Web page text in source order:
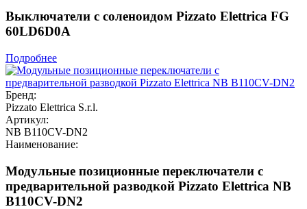
Выключатели с соленоидом Pizzato Elettrica FG
60LD6D0A
Подробнее
Бренд:
Pizzato Elettrica S.r.l.
Артикул:
NB B110CV-DN2
Наименование:
Модульные позиционные переключатели с
предварительной разводкой Pizzato Elettrica NB
B110CV-DN2